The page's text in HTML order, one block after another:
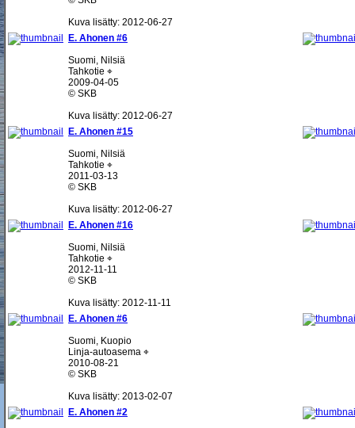
Kuva lisätty: 2012-06-27
E. Ahonen #6
Suomi, Nilsiä
Tahkotie ⌖
2009-04-05
© SKB
Kuva lisätty: 2012-06-27
E. Ahonen #15
Suomi, Nilsiä
Tahkotie ⌖
2011-03-13
© SKB
Kuva lisätty: 2012-06-27
E. Ahonen #16
Suomi, Nilsiä
Tahkotie ⌖
2012-11-11
© SKB
Kuva lisätty: 2012-11-11
E. Ahonen #6
Suomi, Kuopio
Linja-autoasema ⌖
2010-08-21
© SKB
Kuva lisätty: 2013-02-07
E. Ahonen #2